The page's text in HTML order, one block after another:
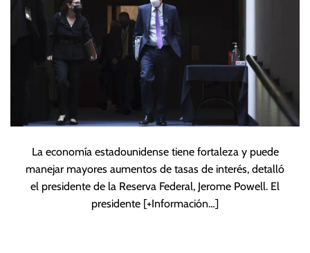
La economía estadounidense tiene fortaleza y puede
manejar mayores aumentos de tasas de interés, detalló
el presidente de la Reserva Federal, Jerome Powell. El
presidente [+Información…]